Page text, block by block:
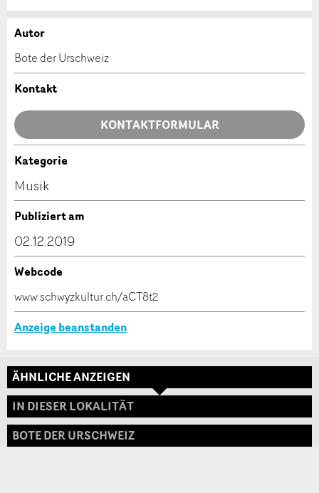
Anzeige beanstanden
Ihr Feedback wird sehr geschätzt!
Allgemeines Feedback
Anzeige nicht mehr gültig
Anzeige unvollständig
* Eingabe erforderlich
Anzeige weiterempfehlen
Empfehlen Sie diese Anzeige an Freunde weiter.
* Eingabe erforderlich
ANZEIGE WEITEREMPFEHLEN
Autor
Bote der Urschweiz
Kontakt
KONTAKTFORMULAR
Kontakt
Verfassen Sie eine Nachricht für die Kontaktpersonen
Adresse
Kategorie
Musik
Publiziert am
02.12.2019
Webcode
www.schwyzkultur.ch/aCT8t2
Anzeige beanstanden
ÄHNLICHE ANZEIGEN
IN DIESER LOKALITÄT
BOTE DER URSCHWEIZ